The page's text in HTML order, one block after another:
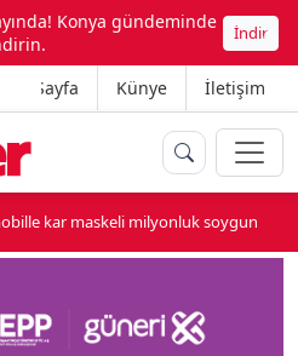
Konya gündeminde
İndir
Ana Sayfa Künye İletişim
kar maskeli milyonluk soygun